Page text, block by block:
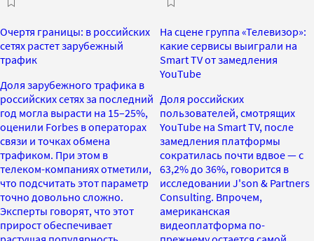
Очертя границы: в российских
сетях растет зарубежный
трафик
Доля зарубежного трафика в
российских сетях за последний
год могла вырасти на 15–25%,
оценили Forbes в операторах
связи и точках обмена
трафиком. При этом в
телеком-компаниях отметили,
что подсчитать этот параметр
точно довольно сложно.
Эксперты говорят, что этот
прирост обеспечивает
На сцене группа «Телевизор»:
какие сервисы выиграли на
Smart TV от замедления
YouTube
Доля российских
пользователей, смотрящих
YouTube на Smart TV, после
замедления платформы
сократилась почти вдвое — с
63,2% до 36%, говорится в
исследовании J'son & Partners
Consulting. Впрочем,
американская
видеоплатформа по-